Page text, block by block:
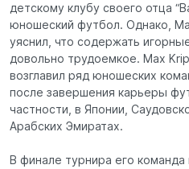
детскому клубу своего отца
юношеский футбол. Однако,
уяснил, что содержать
довольно трудоемкое. Max
возглавил ряд юношеских
после завершения карьеры
частности, в Японии,
Арабских Эмиратах.
В финале турнира его